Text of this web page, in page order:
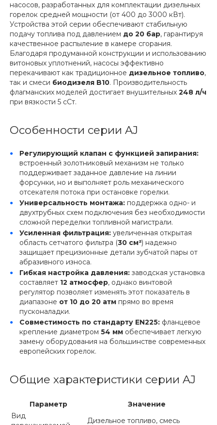
насосов, разработанных для комплектации дизельных
горелок средней мощности (от 400 до 3000 кВт).
Устройства этой серии обеспечивают стабильную
подачу топлива под давлением до 20 бар, гарантируя
качественное распыление в камере сгорания.
Благодаря продуманной конструкции и использованию
витоновых уплотнений, насосы эффективно
перекачивают как традиционное дизельное топливо,
так и смеси биодизеля B10. Производительность
флагманских моделей достигает внушительных 248 л/ч
при вязкости 5 сСт.
Особенности серии AJ
Регулирующий клапан с функцией запирания:
встроенный золотниковый механизм не только
поддерживает заданное давление на линии
форсунки, но и выполняет роль механического
отсекателя потока при остановке горелки.
Универсальность монтажа: поддержка одно- и
двухтрубных схем подключения без необходимости
сложной переделки топливной магистрали.
Усиленная фильтрация: увеличенная открытая
область сетчатого фильтра (30 см²) надежно
защищает прецизионные детали зубчатой пары от
абразивного износа.
Гибкая настройка давления: заводская установка
составляет 12 атмосфер, однако винтовой
регулятор позволяет изменять этот показатель в
диапазоне от 10 до 20 атм прямо во время
пусконаладки.
Совместимость по стандарту EN225: фланцевое
крепление диаметром 54 мм обеспечивает легкую
замену оборудования на большинстве современных
европейских горелок.
Общие характеристики серии AJ
Параметр
Значение
Вид
Дизельное топливо, смесь